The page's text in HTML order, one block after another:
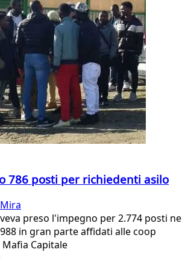
786 posti per richiedenti asilo
preso l'impegno per 2.774 posti ne
in gran parte affidati alle coop
Capitale